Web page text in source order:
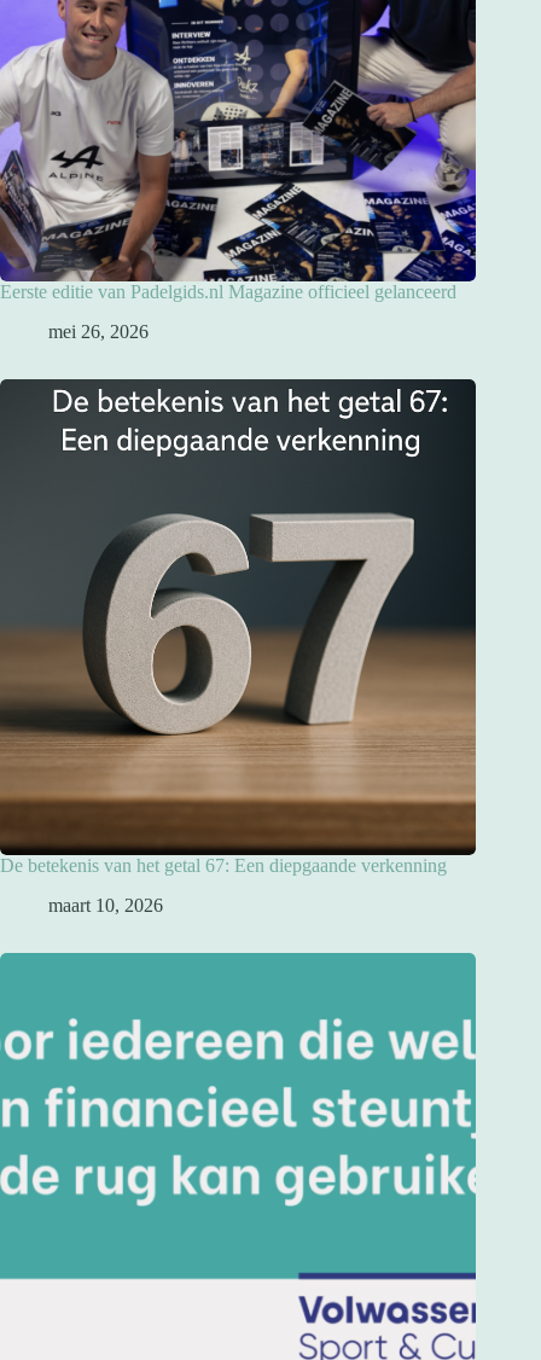
Eerste editie van Padelgids.nl Magazine officieel gelanceerd
mei 26, 2026
De betekenis van het getal 67: Een diepgaande verkenning
maart 10, 2026